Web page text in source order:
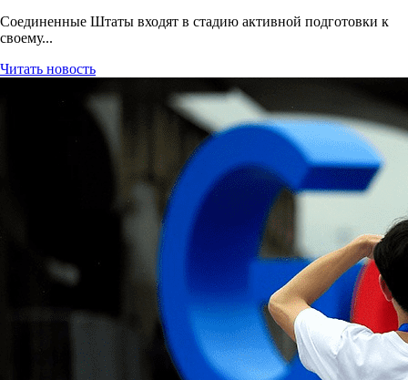
Соединенные Штаты входят в стадию активной подготовки к
своему...
Читать новость